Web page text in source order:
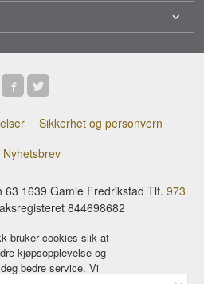
Sikkerhet og personvern
Nyhetsbrev
1639 Gamle Fredrikstad Tlf. 973
844698682
bruker cookies slik at
kjøpsopplevelse og
bedre service. Vi